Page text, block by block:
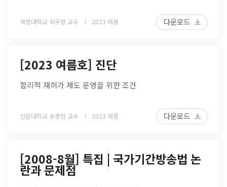
계명대학교 최우정 교수 2023 여름 다운로드
[2023 여름호] 진단
합리적 재허가 제도 운영을 위한 조건
선문대학교 송종현 교수 2023 여름 다운로드
[2008-8월] 특집 | 국가기간방송법 논
란과 문제점